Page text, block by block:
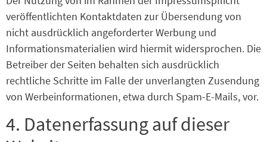
veröffentlichten Kontaktdaten zur Übersendung von
nicht ausdrücklich angeforderter Werbung und
Informationsmaterialien wird hiermit widersprochen. Die
Betreiber der Seiten behalten sich ausdrücklich
rechtliche Schritte im Falle der unverlangten Zusendung
von Werbeinformationen, etwa durch Spam-E-Mails, vor.
4. Datenerfassung auf dieser